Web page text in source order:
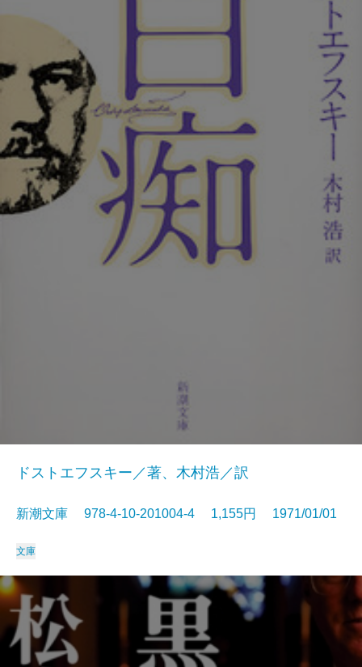
ドストエフスキー／著、木村浩／訳
新潮文庫 978-4-10-201004-4 1,155円 1971/01/01
文庫